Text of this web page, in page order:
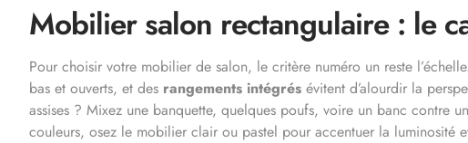
Mobilier salon rectangulaire : le
Pour choisir votre mobilier de salon, le critère numéro un reste
bas et ouverts, et des rangements intégrés évitent d’alourdir la
assises ? Mixez une banquette, quelques poufs, voire un banc contre
couleurs, osez le mobilier clair ou pastel pour accentuer la luminosité